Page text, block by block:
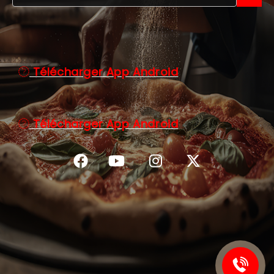
C.G.V
Télécharger App Android
Télécharger App Android